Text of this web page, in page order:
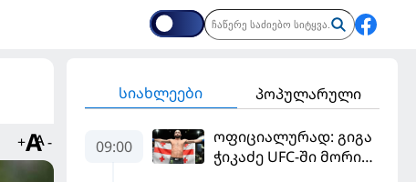
+ -
სიახლეები პოპულარული
09:00
ოფიციალურად: გიგა
ჭიკაძე UFC-ში მორიგ